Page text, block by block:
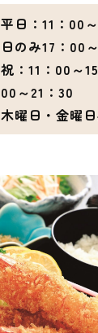
平日：11：00
日のみ17：
祝：11：00～
00～21：30
木曜日・金曜